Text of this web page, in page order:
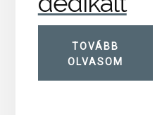
TOVÁBB
OLVASOM